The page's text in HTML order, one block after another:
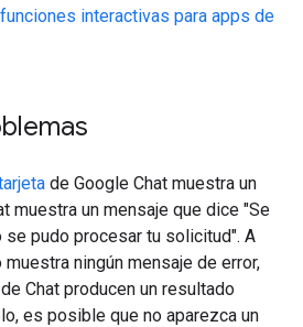
interactivas para apps de
de Google Chat muestra un
muestra un mensaje que dice "Se
se pudo procesar tu solicitud". A
ningún mensaje de error,
Chat producen un resultado
es posible que no aparezca un